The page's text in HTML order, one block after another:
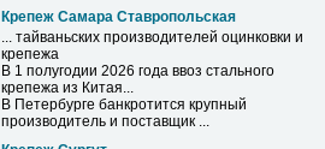
Крепеж Самара Ставропольская
... тайваньских производителей оцинковки и
крепежа
В 1 полугодии 2026 года ввоз стального
крепежа из Китая...
В Петербурге банкротится крупный
производитель и поставщик ...